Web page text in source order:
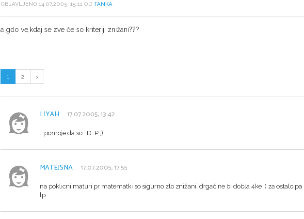
OBJAVLJENO 14.07.2005, 15:11 OD TANKA
a gdo ve,kdaj se zve če so kriteriji znižani???
1 2
LIYAH 17.07.2005, 13:42
.. pomoje da so ;D :P ;)
MATEJSNA 17.07.2005, 17:55
na poklicni maturi pr matematki so sigurno zlo znižani, drgač ne bi dobla 4ke ;) za ostalo pa
lp